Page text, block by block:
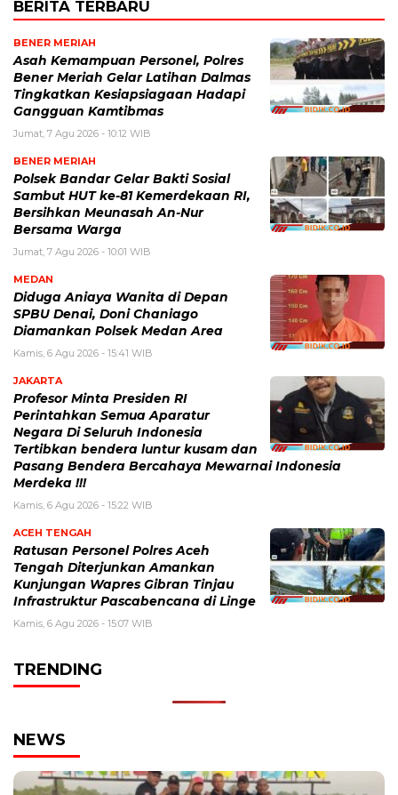
BERITA TERBARU
BENER MERIAH
Asah Kemampuan Personel, Polres
Bener Meriah Gelar Latihan Dalmas
Tingkatkan Kesiapsiagaan Hadapi
Gangguan Kamtibmas
Jumat, 7 Agu 2026 - 10:12 WIB
BENER MERIAH
Polsek Bandar Gelar Bakti Sosial
Sambut HUT ke-81 Kemerdekaan RI,
Bersihkan Meunasah An-Nur
Bersama Warga
Jumat, 7 Agu 2026 - 10:01 WIB
MEDAN
Diduga Aniaya Wanita di Depan
SPBU Denai, Doni Chaniago
Diamankan Polsek Medan Area
Kamis, 6 Agu 2026 - 15:41 WIB
JAKARTA
Profesor Minta Presiden RI
Perintahkan Semua Aparatur
Negara Di Seluruh Indonesia
Tertibkan bendera luntur kusam dan
Pasang Bendera Bercahaya Mewarnai Indonesia
Merdeka !!!
Kamis, 6 Agu 2026 - 15:22 WIB
ACEH TENGAH
Ratusan Personel Polres Aceh
Tengah Diterjunkan Amankan
Kunjungan Wapres Gibran Tinjau
Infrastruktur Pascabencana di Linge
Kamis, 6 Agu 2026 - 15:07 WIB
TRENDING
NEWS